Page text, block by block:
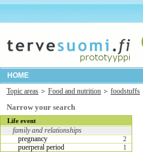
HOME
Topic areas
Food and nutrition foodstuffs
Narrow your search
Life event
family and relationships
pregnancy
2
puerperal period 1